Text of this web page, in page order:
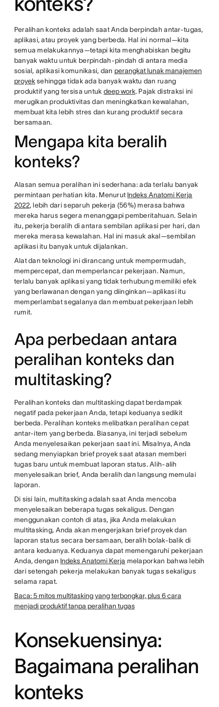
Peralihan konteks adalah saat Anda berpindah antar-tugas,
aplikasi, atau proyek yang berbeda. Hal ini normal—kita
semua melakukannya—tetapi kita menghabiskan begitu
banyak waktu untuk berpindah-pindah di antara media
sosial, aplikasi komunikasi, dan perangkat lunak manajemen
proyeksehingga tidak ada banyak waktu dan ruang
produktif yang tersisa untuk deep work. Pajak distraksi ini
merugikan produktivitas dan meningkatkan kewalahan,
membuat kita lebih stres dan kurang produktif secara
bersamaan.
Mengapa kita beralih
konteks?
Alasan semua peralihan ini sederhana: ada terlalu banyak
permintaan perhatian kita. Menurut Indeks Anatomi Kerja
2022, lebih dari separuh pekerja (56%) merasa bahwa
mereka harus segera menanggapi pemberitahuan. Selain
itu, pekerja beralih di antara sembilan aplikasi per hari, dan
mereka merasa kewalahan. Hal ini masuk akal—sembilan
aplikasi itu banyak untuk dijalankan.
Alat dan teknologi ini dirancang untuk mempermudah,
mempercepat, dan memperlancar pekerjaan. Namun,
terlalu banyak aplikasi yang tidak terhubung memiliki efek
yang berlawanan dengan yang diinginkan—aplikasi itu
memperlambat segalanya dan membuat pekerjaan lebih
rumit.
Apa perbedaan antara
peralihan konteks dan
multitasking?
Peralihan konteks dan multitasking dapat berdampak
negatif pada pekerjaan Anda, tetapi keduanya sedikit
berbeda. Peralihan konteks melibatkan peralihan cepat
antar-item yang berbeda. Biasanya, ini terjadi sebelum
Anda menyelesaikan pekerjaan saat ini. Misalnya, Anda
sedang menyiapkan brief proyek saat atasan memberi
tugas baru untuk membuat laporan status. Alih-alih
menyelesaikan brief, Anda beralih dan langsung memulai
laporan.
Di sisi lain, multitasking adalah saat Anda mencoba
menyelesaikan beberapa tugas sekaligus. Dengan
menggunakan contoh di atas, jika Anda melakukan
multitasking, Anda akan mengerjakan brief proyek dan
laporan status secara bersamaan, beralih bolak-balik di
antara keduanya. Keduanya dapat memengaruhi pekerjaan
Anda, dengan Indeks Anatomi Kerja melaporkan bahwa lebih
dari setengah pekerja melakukan banyak tugas sekaligus
selama rapat.
Baca: 5 mitos multitasking yang terbongkar, plus 6 cara
menjadi produktif tanpa peralihan tugas
Konsekuensinya:
Bagaimana peralihan
konteks